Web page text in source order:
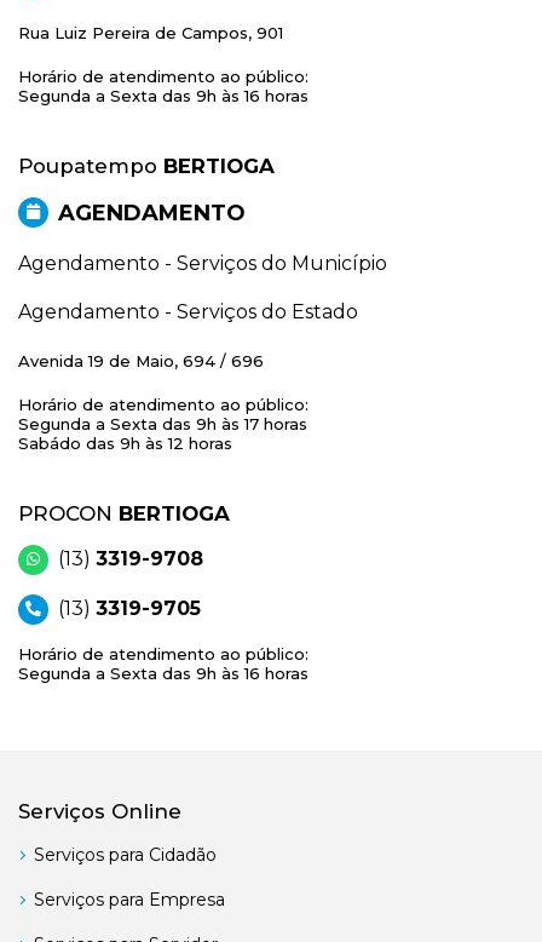
Rua Luiz Pereira de Campos, 901
Horário de atendimento ao público:
Segunda a Sexta das 9h às 16 horas
Poupatempo BERTIOGA
AGENDAMENTO
Agendamento - Serviços do Município
Agendamento - Serviços do Estado
Avenida 19 de Maio, 694 / 696
Horário de atendimento ao público:
Segunda a Sexta das 9h às 17 horas
Sabádo das 9h às 12 horas
PROCON BERTIOGA
(13) 3319-9708
(13) 3319-9705
Horário de atendimento ao público:
Segunda a Sexta das 9h às 16 horas
Serviços Online
Serviços para Cidadão
Serviços para Empresa